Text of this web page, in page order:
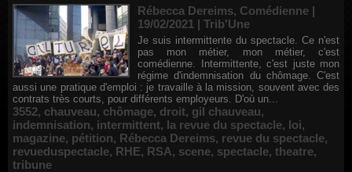
Rébecca Dereims, Comédienne |
19/02/2021 | Trib'Une
Je suis intermittente du spectacle. Ce n'est
pas mon métier, mon métier, c'est
comédienne. Intermittente, c'est juste mon
régime d'indemnisation du chômage. C'est
aussi une pratique d'emploi : je travaille à la mission, souvent avec des
contrats très courts, pour différents employeurs. D'où un...
3552, chauveau, chômage, droit, gil chauveau,
indemnisation, intermittent, la revue du spectacle, loi,
magazine, pétition, Rébecca Dereims, revue du spectacle,
revueduspectacle, RHE, RSA, scene, spectacle, theatre,
tribune